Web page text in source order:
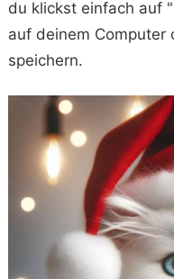
du klickst einfach auf
auf deinem Computer
speichern.